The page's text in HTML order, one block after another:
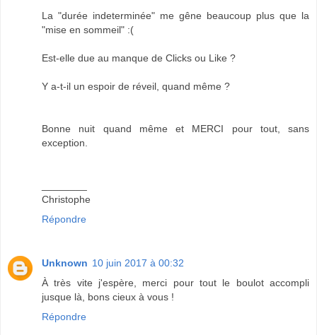
La "durée indeterminée" me gêne beaucoup plus que la
"mise en sommeil" :(
Est-elle due au manque de Clicks ou Like ?
Y a-t-il un espoir de réveil, quand même ?
Bonne nuit quand même et MERCI pour tout, sans
exception.
Christophe
Répondre
Unknown 10 juin 2017 à 00:32
À très vite j'espère, merci pour tout le boulot accompli
jusque là, bons cieux à vous !
Répondre